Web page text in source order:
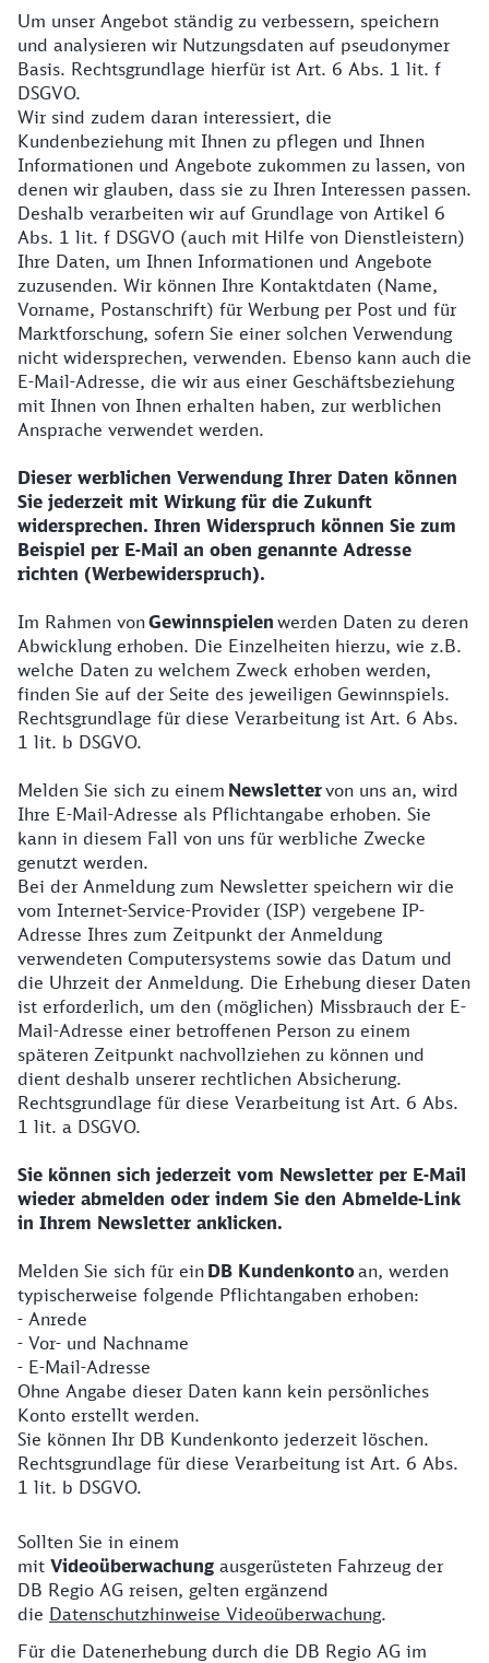
Um unser Angebot ständig zu verbessern, speichern
und analysieren wir Nutzungsdaten auf pseudonymer
Basis. Rechtsgrundlage hierfür ist Art. 6 Abs. 1 lit. f
DSGVO.
Wir sind zudem daran interessiert, die
Kundenbeziehung mit Ihnen zu pflegen und Ihnen
Informationen und Angebote zukommen zu lassen, von
denen wir glauben, dass sie zu Ihren Interessen passen.
Deshalb verarbeiten wir auf Grundlage von Artikel 6
Abs. 1 lit. f DSGVO (auch mit Hilfe von Dienstleistern)
Ihre Daten, um Ihnen Informationen und Angebote
zuzusenden. Wir können Ihre Kontaktdaten (Name,
Vorname, Postanschrift) für Werbung per Post und für
Marktforschung, sofern Sie einer solchen Verwendung
nicht widersprechen, verwenden. Ebenso kann auch die
E-Mail-Adresse, die wir aus einer Geschäftsbeziehung
mit Ihnen von Ihnen erhalten haben, zur werblichen
Ansprache verwendet werden.
Dieser werblichen Verwendung Ihrer Daten können
Sie jederzeit mit Wirkung für die Zukunft
widersprechen. Ihren Widerspruch können Sie zum
Beispiel per E-Mail an oben genannte Adresse
richten (Werbewiderspruch).
Im Rahmen vonGewinnspielen werden Daten zu deren
Abwicklung erhoben. Die Einzelheiten hierzu, wie z.B.
welche Daten zu welchem Zweck erhoben werden,
finden Sie auf der Seite des jeweiligen Gewinnspiels.
Rechtsgrundlage für diese Verarbeitung ist Art. 6 Abs.
1 lit. b DSGVO.
Melden Sie sich zu einem Newslettervon uns an, wird
Ihre E-Mail-Adresse als Pflichtangabe erhoben. Sie
kann in diesem Fall von uns für werbliche Zwecke
genutzt werden.
Bei der Anmeldung zum Newsletter speichern wir die
vom Internet-Service-Provider (ISP) vergebene IP-
Adresse Ihres zum Zeitpunkt der Anmeldung
verwendeten Computersystems sowie das Datum und
die Uhrzeit der Anmeldung. Die Erhebung dieser Daten
ist erforderlich, um den (möglichen) Missbrauch der E-
Mail-Adresse einer betroffenen Person zu einem
späteren Zeitpunkt nachvollziehen zu können und
dient deshalb unserer rechtlichen Absicherung.
Rechtsgrundlage für diese Verarbeitung ist Art. 6 Abs.
1 lit. a DSGVO.
Sie können sich jederzeit vom Newsletter per E-Mail
wieder abmelden oder indem Sie den Abmelde-Link
in Ihrem Newsletter anklicken.
Melden Sie sich für ein DB Kundenkontoan, werden
typischerweise folgende Pflichtangaben erhoben:
- Anrede
- Vor- und Nachname
- E-Mail-Adresse
Ohne Angabe dieser Daten kann kein persönliches
Konto erstellt werden.
Sie können Ihr DB Kundenkonto jederzeit löschen.
Rechtsgrundlage für diese Verarbeitung ist Art. 6 Abs.
1 lit. b DSGVO.
Weitere Hinweise
Sollten Sie in einem
mit Videoüberwachung ausgerüsteten Fahrzeug der
DB Regio AG reisen, gelten ergänzend
die Datenschutzhinweise Videoüberwachung.
Für die Datenerhebung durch die DB Regio AG im